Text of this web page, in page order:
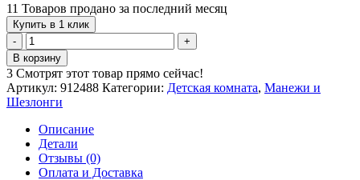
составляла
3,990 руб..
3,590 руб..
11 Товаров продано за последний месяц
Купить в 1 клик
Количество
товара
Beaba
Арка
для
шезлонга
UP&DOWN
В корзину
3 Смотрят этот товар прямо сейчас!
Артикул: 912488 Категории: Детская комната, Манежи и
Шезлонги
Описание
Детали
Отзывы (0)
Оплата и Доставка